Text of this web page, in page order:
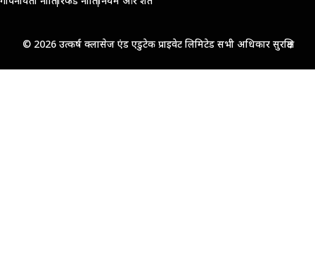
© 2026 उत्कर्ष क्लासेज एंड एडुटेक प्राइवेट लिमिटेड सभी अधिकार सुरक्षित